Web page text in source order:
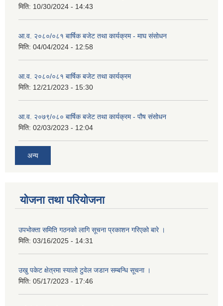
मिति: 10/30/2024 - 14:43
आ.व. २०८०/०८१ बार्षिक बजेट तथा कार्यक्रम - माघ संसोधन
मिति: 04/04/2024 - 12:58
आ.व. २०८०/०८१ बार्षिक बजेट तथा कार्यक्रम
मिति: 12/21/2023 - 15:30
आ.व. २०७९/०८० बार्षिक बजेट तथा कार्यक्रम - पौष संसोधन
मिति: 02/03/2023 - 12:04
अन्य
योजना तथा परियोजना
उपभोक्ता समिति गठनको लागि सूचना प्रकाशन गरिएको बारे ।
मिति: 03/16/2025 - 14:31
उखु पकेट क्षेत्रमा स्यालो टुवेल जडान सम्बन्धि सूचना ।
मिति: 05/17/2023 - 17:46